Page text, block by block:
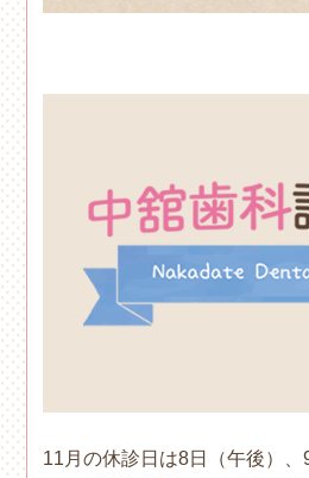
11月の休診日は8日（午後）、